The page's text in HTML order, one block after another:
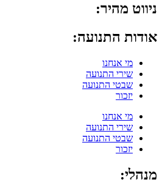
ניווט מהיר:
אודות התנועה:
מי אנחנו
שירי התנועה
שבטי התנועה
יזכור
מי אנחנו
שירי התנועה
שבטי התנועה
יזכור
מנהלי: